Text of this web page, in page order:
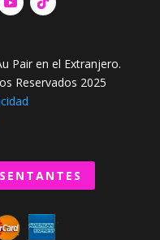
Pair en el Extranjero.
Reservados 2025